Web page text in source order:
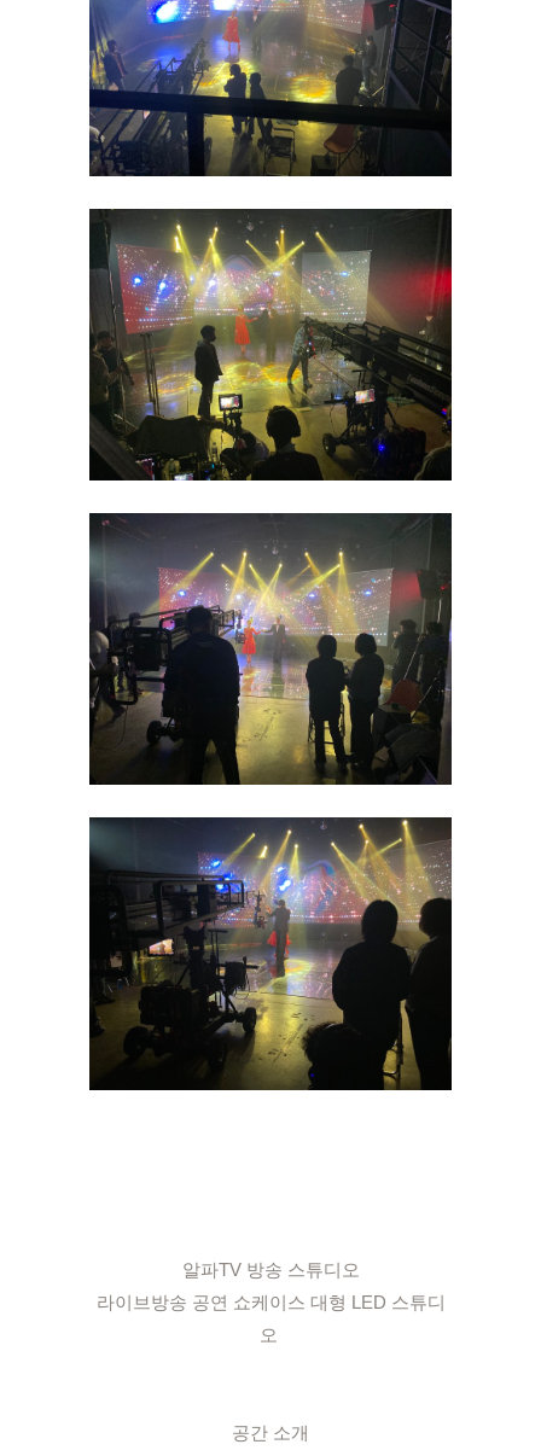
알파TV 방송 스튜디오
라이브방송 공연 쇼케이스 대형 LED 스튜디
오
공간 소개